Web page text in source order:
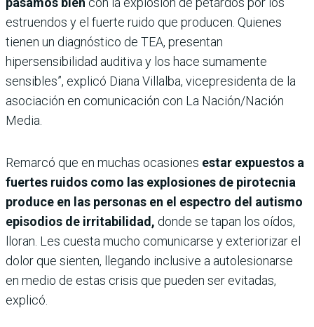
estruendos y el fuerte ruido que producen. Quienes
tienen un diagnóstico de TEA, presentan
hipersensibilidad auditiva y los hace sumamente
sensibles”, explicó Diana Villalba, vicepresidenta de la
asociación en comunicación con La Nación/Nación
Media.
Remarcó que en muchas ocasiones estar expuestos a
fuertes ruidos como las explosiones de pirotecnia
produce en las personas en el espectro del autismo
episodios de irritabilidad, donde se tapan los oídos,
lloran. Les cuesta mucho comunicarse y exteriorizar el
dolor que sienten, llegando inclusive a autolesionarse
en medio de estas crisis que pueden ser evitadas,
explicó.